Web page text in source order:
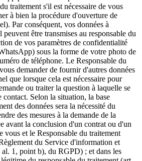
traitement s'il est nécessaire de vous
à bien la procédure d'ouverture de
Par conséquent, vos données à
peuvent être transmises au responsable du
de vos paramètres de confidentialité
sous la forme de votre photo de
de téléphone. Le Responsable du
demander de fournir d'autres données
que lorsque cela est nécessaire pour
ou traiter la question à laquelle se
contact. Selon la situation, la base
des données sera la nécessité du
des mesures à la demande de la
avant la conclusion d'un contrat ou d'un
vous et le Responsable du traitement
du Service d'information et
1, point b), du RGPD) ; et dans les